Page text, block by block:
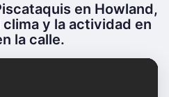
en Howland,
y la actividad en
la calle.